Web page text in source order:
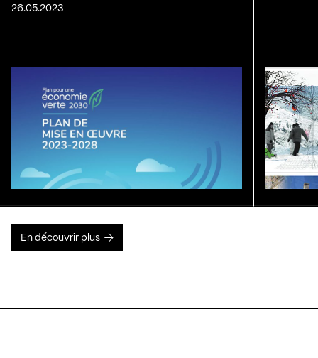
26.05.2023
En découvrir plus